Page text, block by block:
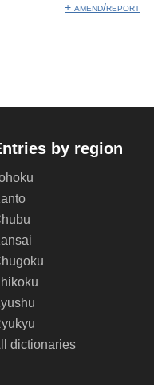
+ amend/report
by region
dictionaries